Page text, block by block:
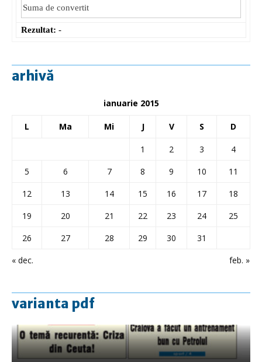
Rezultat: -
arhivă
ianuarie 2015
L Ma Mi J V S D
« dec. feb. »
1 2 3
4
5
6 7 8 9 10
11
12
13 14 15 16 17
18
19
20 21 22 23 24
25
26
27 28 29 30 31
varianta pdf